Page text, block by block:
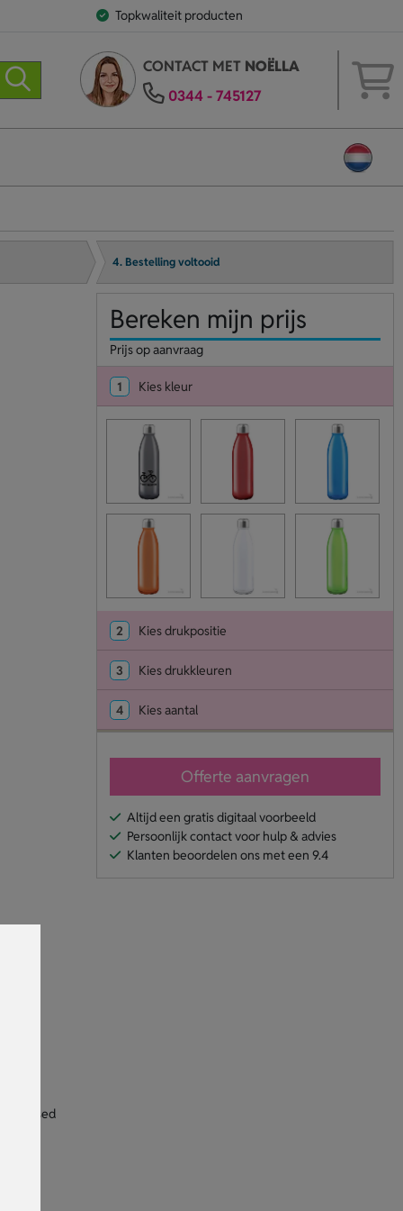
Topkwaliteit producten
CONTACT MET NOËLLA
0344 - 745127
4. Bestelling voltooid
infused
Bereken mijn prijs
Prijs op aanvraag
1 Kies kleur
2 Kies drukpositie
3 Kies drukkleuren
4 Kies aantal
Offerte aanvragen
Altijd een gratis digitaal voorbeeld
Persoonlijk contact voor hulp & advies
Klanten beoordelen ons met een 9.4